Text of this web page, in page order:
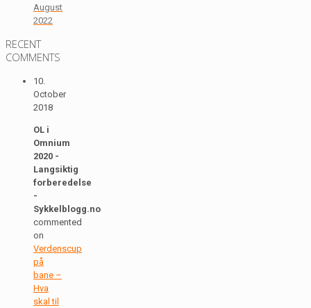
August
2022
RECENT
COMMENTS
10.
October
2018
OL i
Omnium
2020 -
Langsiktig
forberedelse
-
Sykkelblogg.no
commented
on
Verdenscup
på
bane –
Hva
skal til